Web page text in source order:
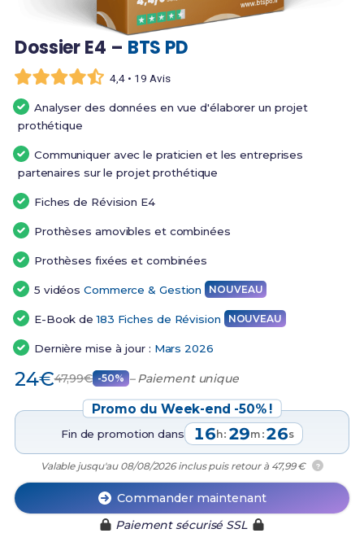
Dossier E4 – BTS PD
4,4 • 19 Avis
Analyser des données en vue d'élaborer un projet
prothétique
Communiquer avec le praticien et les entreprises
partenaires sur le projet prothétique
Fiches de Révision E4
Prothèses amovibles et combinées
Prothèses fixées et combinées
5 vidéosCommerce & Gestion NOUVEAU
E-Book de183 Fiches de Révision NOUVEAU
Dernière mise à jour : Mars 2026
24€47,99€ -50% – Paiement unique
Promo du Week-end -50% !
Fin de promotion dans 16 h: 29m :25s
Valable jusqu'au 08/08/2026 inclus puis retour à 47,99 € ?
Commander maintenant
Paiement sécurisé SSL